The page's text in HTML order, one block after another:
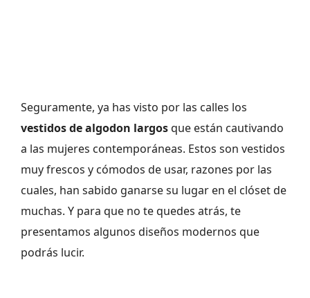
Seguramente, ya has visto por las calles los
vestidos de algodon largosque están cautivando
a las mujeres contemporáneas. Estos son vestidos
muy frescos y cómodos de usar, razones por las
cuales, han sabido ganarse su lugar en el clóset de
muchas. Y para que no te quedes atrás, te
presentamos algunos diseños modernos que
podrás lucir.